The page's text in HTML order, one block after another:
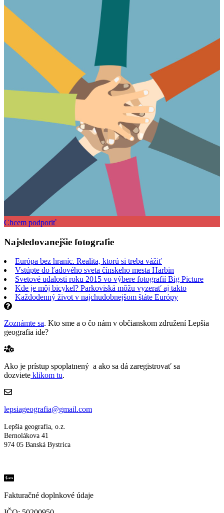
Chcem podporiť
Najsledovanejšie fotografie
Európa bez hraníc. Realita, ktorú si treba vážiť
Vstúpte do ľadového sveta čínskeho mesta Harbin
Svetové udalosti roku 2015 vo výbere fotografií Big Picture
Kde je môj bicykel? Parkoviská môžu vyzerať aj takto
Každodenný život v najchudobnejšom štáte Európy
Zoznámte sa. Kto sme a o čo nám v občianskom združení Lepšia
geografia ide?
Ako je prístup spoplatnený a ako sa dá zaregistrovať sa
dozviete klikom tu.
lepsiageografia@gmail.com
Lepšia geografia, o.z.
Bernolákova 41
974 05 Banská Bystrica
Fakturačné doplnkové údaje